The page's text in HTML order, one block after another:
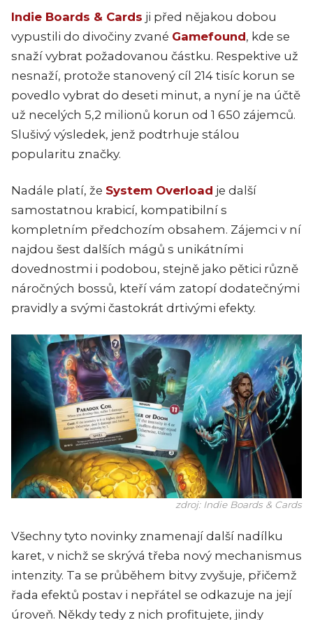
Indie Boards & Cards ji před nějakou dobou
vypustili do divočiny zvané Gamefound, kde se
snaží vybrat požadovanou částku. Respektive už
nesnaží, protože stanovený cíl 214 tisíc korun se
povedlo vybrat do deseti minut, a nyní je na účtě
už necelých 5,2 milionů korun od 1 650 zájemců.
Slušivý výsledek, jenž podtrhuje stálou
popularitu značky.
Nadále platí, že System Overload je další
samostatnou krabicí, kompatibilní s
kompletním předchozím obsahem. Zájemci v ní
najdou šest dalších mágů s unikátními
dovednostmi i podobou, stejně jako pětici různě
náročných bossů, kteří vám zatopí dodatečnými
pravidly a svými častokrát drtivými efekty.
zdroj: Indie Boards & Cards
Všechny tyto novinky znamenají další nadílku
karet, v nichž se skrývá třeba nový mechanismus
intenzity. Ta se průběhem bitvy zvyšuje, přičemž
řada efektů postav i nepřátel se odkazuje na její
úroveň. Někdy tedy z nich profitujete, jindy